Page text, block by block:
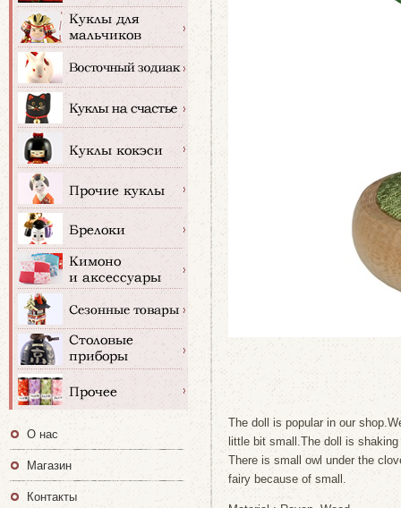
The doll is popular in our
little bit small.The doll is
There is small owl under the
fairy because of small.
О нас
Магазин
Контакты